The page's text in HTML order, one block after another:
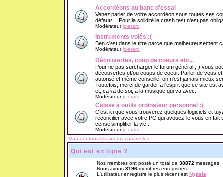
Accordéons au banc d'essai
Venez parler de votre accordéon sous toutes ses
défauts... Pour la solidité le crash test n'est pas
Modérateurjc-erard
Instruments volés :(
Ben c'est dans le titre parce que malheureusement
Modérateurjc-erard
Découvertes, coup de coeurs etc...
Pour ne pas surcharger le forum général ;-) vous
découvertes et/ou coups de coeur. Parler de vous
autorisé et même conseillé, on n'est jamais mieux
Toutefois, merci de garder à l'esprit que ce site est
et, ca va de soi, à la musique qui va avec.
Modérateurjc-erard
Caisse à outils ordinateur personnel :)
C'est ici que vous trouverez quelques logiciels et
réconcilier avec votre PC qui avouez-le vous en fait
censé simplifier la vie...
Modérateurjc-erard
Marquer tous les forums comme lus
Qui est en ligne ?
Nos membres ont posté un total de 38872 messages
Nous avons 3196membres enregistrés
L'utilisateur enregistré le plus récent est Nypsie